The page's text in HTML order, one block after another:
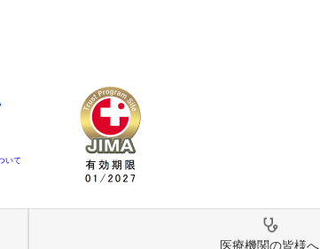
いて
医療機関の皆様へ